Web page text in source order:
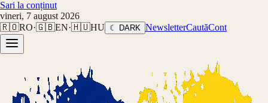
Sari la conținut
vineri, 7 august 2026
🇷🇴RO·🇬🇧EN·🇭🇺HU ☾ DARK NewsletterCautăCont